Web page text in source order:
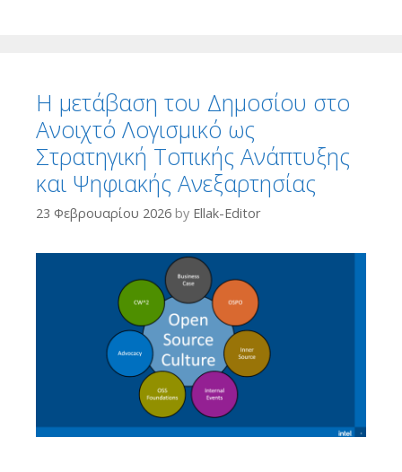
Η μετάβαση του Δημοσίου στο
Ανοιχτό Λογισμικό ως
Στρατηγική Τοπικής Ανάπτυξης
και Ψηφιακής Ανεξαρτησίας
23 Φεβρουαρίου 2026 by Ellak-Editor